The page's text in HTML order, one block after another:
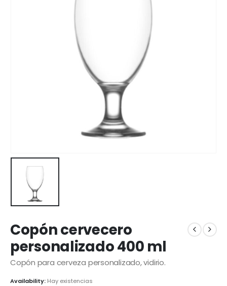
Copón cervecero
personalizado 400 ml
Copón para cerveza personalizado, vidirio.
Availability: Hay existencias